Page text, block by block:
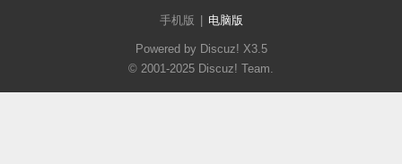
手机版 电脑版
Powered by Discuz! X3.5
© 2001-2025 Discuz! Team.